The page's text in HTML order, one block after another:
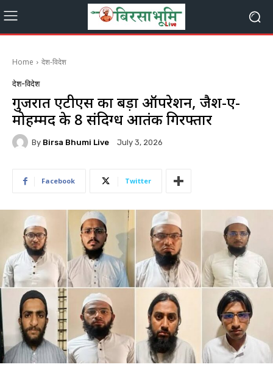
Home देश-विदेश
देश-विदेश
गुजरात एटीएस का बड़ा ऑपरेशन, जैश-ए-
मोहम्मद के 8 संदिग्ध आतंकी गिरफ्तार
By Birsa Bhumi Live July 3, 2026
Facebook Twitter